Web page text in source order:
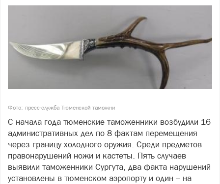
Фото: пресс-служба Тюменской таможни
С начала года тюменские таможенники возбудили 16
административных дел по 8 фактам перемещения
через границу холодного оружия. Среди предметов
правонарушений ножи и кастеты. Пять случаев
выявили таможенники Сургута, два факта нарушений
установлены в тюменском аэропорту и один – на